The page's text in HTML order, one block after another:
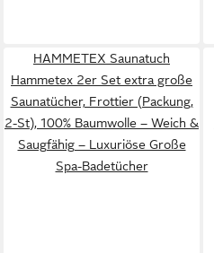
HAMMETEX Saunatuch
Hammetex 2er Set extra große
Saunatücher, Frottier (Packung,
2-St), 100% Baumwolle – Weich &
Saugfähig – Luxuriöse Große
Spa-Badetücher